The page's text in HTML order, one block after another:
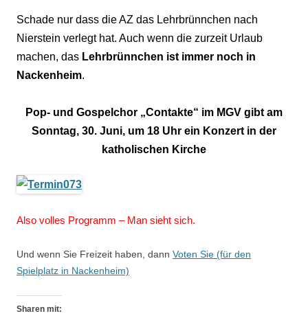
Schade nur dass die AZ das Lehrbrünnchen nach
Nierstein verlegt hat. Auch wenn die zurzeit Urlaub
machen, das Lehrbrünnchen ist immer noch in
Nackenheim.
Pop- und Gospelchor „Contakte“ im MGV gibt am
Sonntag, 30. Juni, um 18 Uhr ein Konzert in der
katholischen Kirche
Also volles Programm – Man sieht sich.
Und wenn Sie Freizeit haben, dann Voten Sie (für den
Spielplatz in Nackenheim)
Sharen mit: